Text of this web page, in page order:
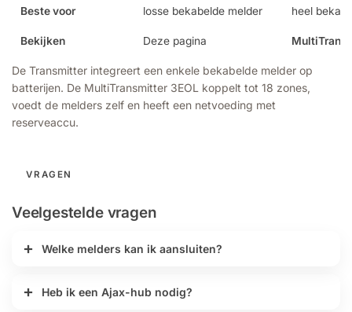
Beste voor losse bekabelde melder heel
Bekijken Deze pagina
De Transmitter integreert een enkele bekabelde melder op
batterijen. De MultiTransmitter 3EOL koppelt tot 18 zones,
voedt de melders zelf en heeft een netvoeding met
reserveaccu.
VRAGEN
Veelgestelde vragen
Welke melders kan ik aansluiten?
Heb ik een Ajax-hub nodig?